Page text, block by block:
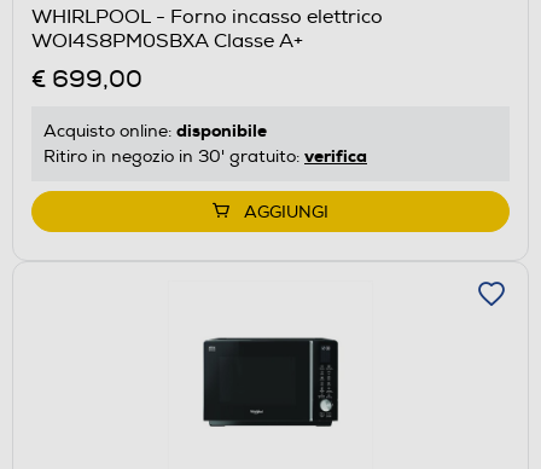
WHIRLPOOL - Forno incasso elettrico
WOI4S8PM0SBXA Classe A+
€ 699,00
Acquisto online: disponibile
Ritiro in negozio in 30' gratuito: verifica
AGGIUNGI